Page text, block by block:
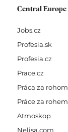
Central Europe
Jobs.cz
Profesia.sk
Profesia.cz
Prace.cz
Práca za rohom
Práce za rohem
Atmoskop
Nelisa.com